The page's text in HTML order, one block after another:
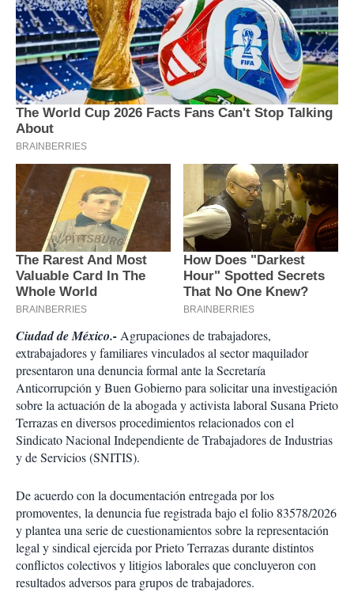
Ciudad de México.-Agrupaciones de trabajadores,
extrabajadores y familiares vinculados al sector maquilador
presentaron una denuncia formal ante la Secretaría
Anticorrupción y Buen Gobierno para solicitar una investigación
sobre la actuación de la abogada y activista laboral Susana Prieto
Terrazas en diversos procedimientos relacionados con el
Sindicato Nacional Independiente de Trabajadores de Industrias
y de Servicios (SNITIS).
De acuerdo con la documentación entregada por los
promoventes, la denuncia fue registrada bajo el folio 83578/2026
y plantea una serie de cuestionamientos sobre la representación
legal y sindical ejercida por Prieto Terrazas durante distintos
conflictos colectivos y litigios laborales que concluyeron con
resultados adversos para grupos de trabajadores.